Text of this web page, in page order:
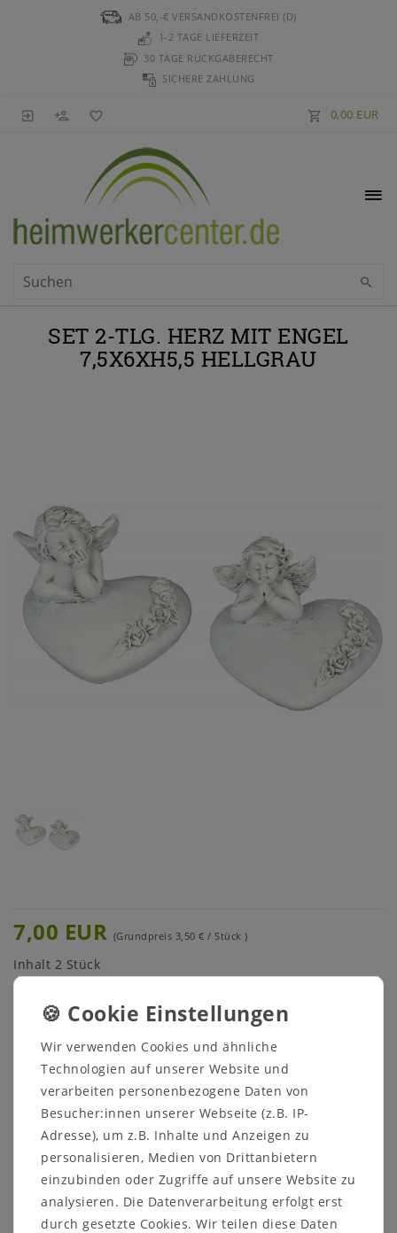
AB 50,-€ VERSANDKOSTENFREI (D)
1-2 TAGE LIEFERZEIT
30 TAGE RÜCKGABERECHT
SICHERE ZAHLUNG
0,00 EUR
SET 2-TLG. HERZ MIT ENGEL
7,5X6XH5,5 HELLGRAU
7,00 EUR (Grundpreis 3,50 € / Stück )
Inhalt 2 Stück
In den Warenkorb
Lieferfrist 1-3 Tage
Wir verwenden Cookies und ähnliche
Technologien auf unserer Website und
verarbeiten personenbezogene Daten von
Besucher:innen unserer Webseite (z.B. IP-
Adresse), um z.B. Inhalte und Anzeigen zu
personalisieren, Medien von Drittanbietern
einzubinden oder Zugriffe auf unsere Website zu
analysieren. Die Datenverarbeitung erfolgt erst
durch gesetzte Cookies. Wir teilen diese Daten